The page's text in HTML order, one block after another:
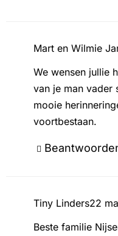
Mart en Wilmie
We wensen jullie
van je man vader
mooie
voortbestaan.
Tiny Linders22
Beste familie